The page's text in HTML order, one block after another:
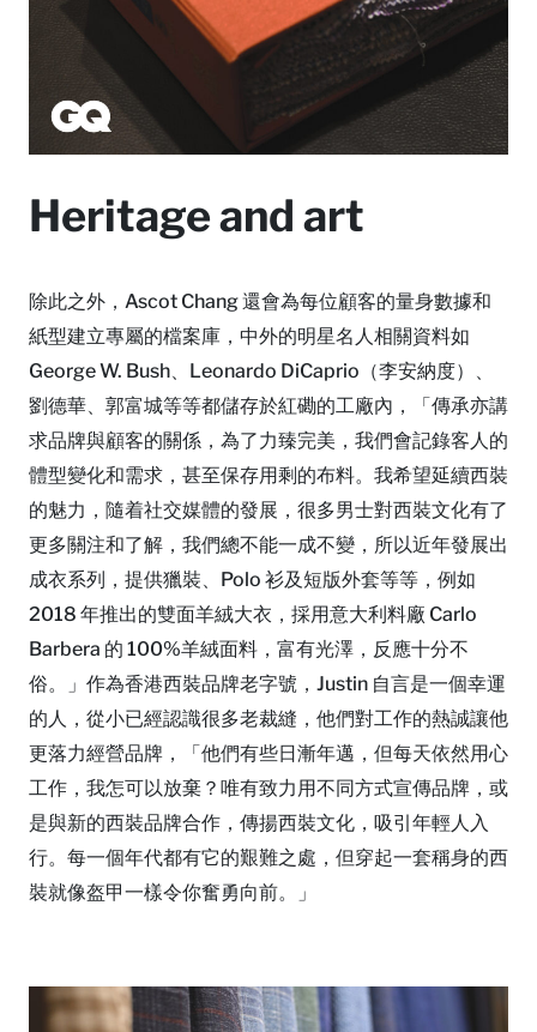
Heritage and art
除此之外，Ascot Chang 還會為每位顧客的量身數據和
紙型建立專屬的檔案庫，中外的明星名人相關資料如
George W. Bush、Leonardo DiCaprio（李安納度）、
劉德華、郭富城等等都儲存於紅磡的工廠內，「傳承亦講
求品牌與顧客的關係，為了力臻完美，我們會記錄客人的
體型變化和需求，甚至保存用剩的布料。我希望延續西裝
的魅力，隨着社交媒體的發展，很多男士對西裝文化有了
更多關注和了解，我們總不能一成不變，所以近年發展出
成衣系列，提供獵裝、Polo 衫及短版外套等等，例如
2018 年推出的雙面羊絨大衣，採用意大利料廠 Carlo
Barbera 的 100%羊絨面料，富有光澤，反應十分不
俗。」作為香港西裝品牌老字號，Justin 自言是一個幸運
的人，從小已經認識很多老裁縫，他們對工作的熱誠讓他
更落力經營品牌，「他們有些日漸年邁，但每天依然用心
工作，我怎可以放棄？唯有致力用不同方式宣傳品牌，或
是與新的西裝品牌合作，傳揚西裝文化，吸引年輕人入
行。每一個年代都有它的艱難之處，但穿起一套稱身的西
裝就像盔甲一樣令你奮勇向前。」